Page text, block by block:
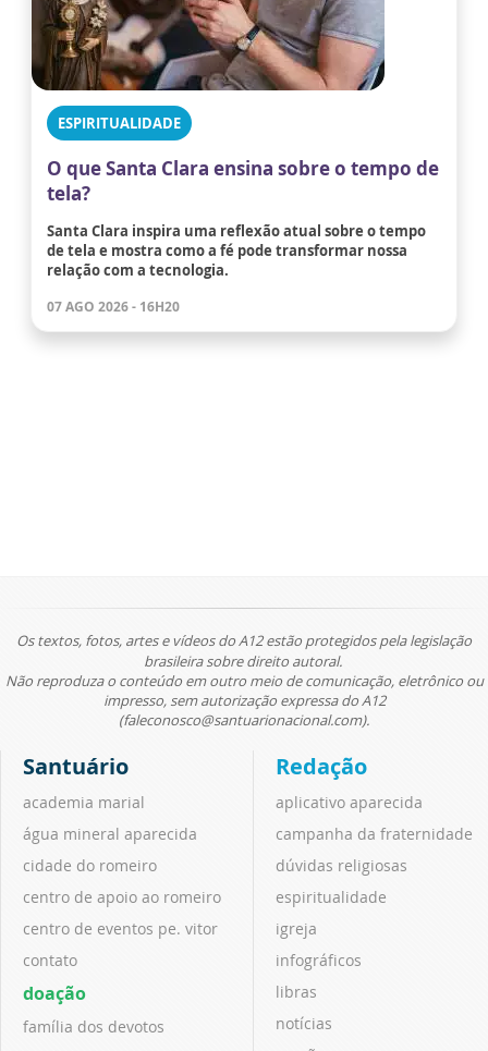
ESPIRITUALIDADE
O que Santa Clara ensina sobre o tempo de
tela?
Santa Clara inspira uma reflexão atual sobre o tempo
de tela e mostra como a fé pode transformar nossa
relação com a tecnologia.
07 AGO 2026 - 16H20
Os textos, fotos, artes e vídeos do A12 estão protegidos pela legislação
brasileira sobre direito autoral.
Não reproduza o conteúdo em outro meio de comunicação, eletrônico ou
impresso, sem autorização expressa do A12
(faleconosco@santuarionacional.com).
Santuário
academia marial
água mineral aparecida
cidade do romeiro
centro de apoio ao romeiro
centro de eventos pe. vitor
contato
doação
família dos devotos
Redação
aplicativo aparecida
campanha da fraternidade
dúvidas religiosas
espiritualidade
igreja
infográficos
libras
notícias